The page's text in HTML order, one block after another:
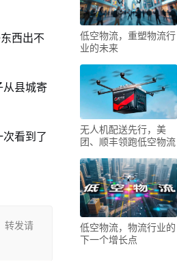
西出不
县城寄
看到了
转发请
低空物流，重塑物流行
业的未来
无人机配送先行，美
团、顺丰领跑低空物流
低空物流，物流行业的
下一个增长点